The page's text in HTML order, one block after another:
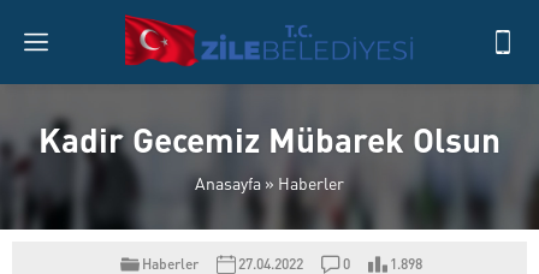
Kadir Gecemiz Mübarek Olsun
Anasayfa » Haberler
Haberler 27.04.2022 0 1.898